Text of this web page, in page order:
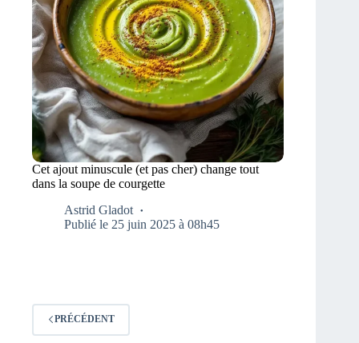
Cet ajout minuscule (et pas cher) change tout
dans la soupe de courgette
Astrid Gladot
Publié le 25 juin 2025 à 08h45
PRÉCÉDENT